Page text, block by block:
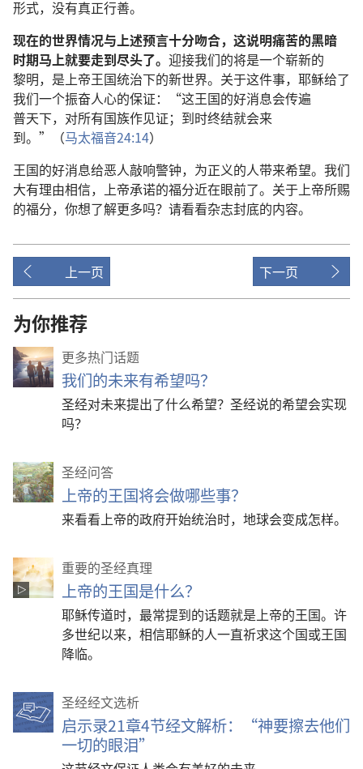
形式， 没有真正行善。
现在的世界情况与 上述预言十分吻合， 这说明痛苦的黑暗
时期马上就要走到尽头了。 迎接我们的将是一个崭新的
黎明， 是 上帝王国统治下的新世界。 关于这件事， 耶稣给了
我们一个振奋人心的保证：“这王国的好消息会传遍
普天下， 对所有国族作见证； 到时终结就会来
到。”（马太福音24:14）
王国的好消息给恶人敲响警钟， 为正义的人带来希望。 我们
大有理由相信， 上帝承诺的福分近在眼前了。 关于 上帝所赐
的福分， 你想了解更多吗？ 请看看杂志封底的内容。
上一页 下一页
为你推荐
更多热门话题
我们的未来有希望吗？
圣经对未来提出了什么希望？圣经说的希望会实现
吗？
圣经问答
上帝的王国将会做哪些事？
来看看上帝的政府开始统治时，地球会变成怎样。
重要的圣经真理
上帝的王国是什么？
耶稣传道时，最常提到的话题就是上帝的王国。许
多世纪以来，相信耶稣的人一直祈求这个国或王国
降临。
圣经经文选析
启示录21章4节经文解析：“神要擦去他们
一切的眼泪”